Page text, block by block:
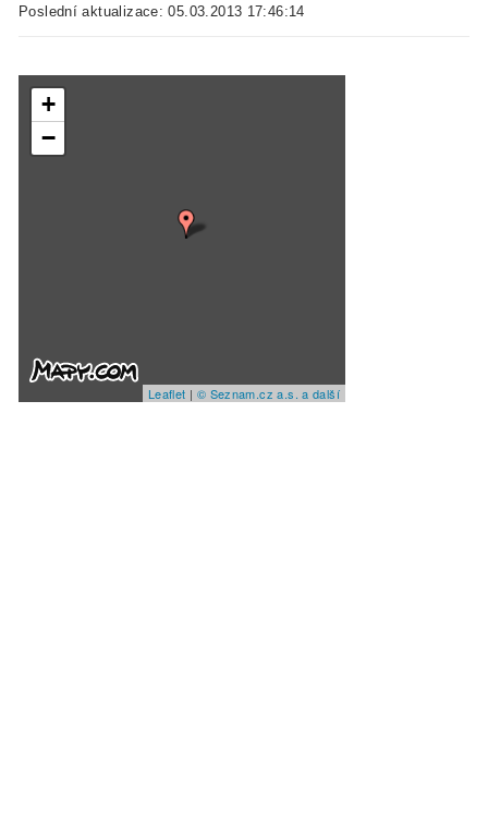
Poslední aktualizace: 05.03.2013 17:46:14
+
−
Leaflet | © Seznam.cz a.s. a další